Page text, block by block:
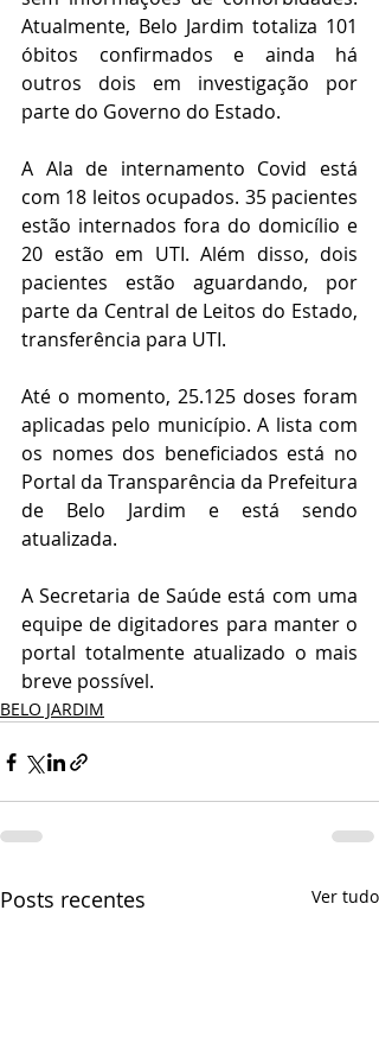
Atualmente, Belo Jardim totaliza 101
óbitos confirmados e ainda há
outros dois em investigação por
parte do Governo do Estado.
A Ala de internamento Covid está
com 18 leitos ocupados. 35 pacientes
estão internados fora do domicílio e
20 estão em UTI. Além disso, dois
pacientes estão aguardando, por
parte da Central de Leitos do Estado,
transferência para UTI.
Até o momento, 25.125 doses foram
aplicadas pelo município. A lista com
os nomes dos beneficiados está no
Portal da Transparência da Prefeitura
de Belo Jardim e está sendo
atualizada.
A Secretaria de Saúde está com uma
equipe de digitadores para manter o
portal totalmente atualizado o mais
breve possível.
BELO JARDIM
Posts recentes Ver tudo